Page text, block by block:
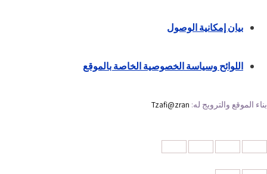
بيان إمكانية الوصول
اللوائح وسياسة الخصوصية الخاصة بالموقع
بناء الموقع والترويج له: Tzafi@zran